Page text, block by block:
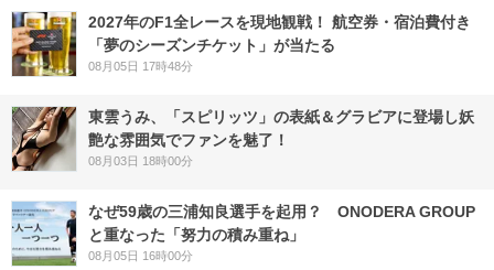
2027年のF1全レースを現地観戦！ 航空券・宿泊費付き
「夢のシーズンチケット」が当たる
08月05日 17時48分
東雲うみ、「スピリッツ」の表紙＆グラビアに登場し妖
艶な雰囲気でファンを魅了！
08月03日 18時00分
なぜ59歳の三浦知良選手を起用？ ONODERA GROUP
と重なった「努力の積み重ね」
08月05日 16時00分